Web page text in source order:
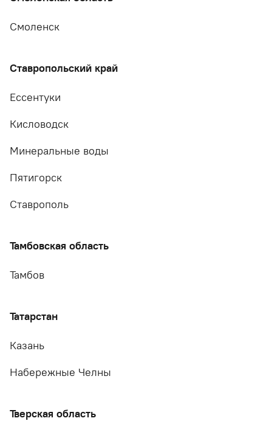
Смоленск
Ставропольский край
Ессентуки
Кисловодск
Минеральные воды
Пятигорск
Ставрополь
Тамбовская область
Тамбов
Татарстан
Казань
Набережные Челны
Тверская область